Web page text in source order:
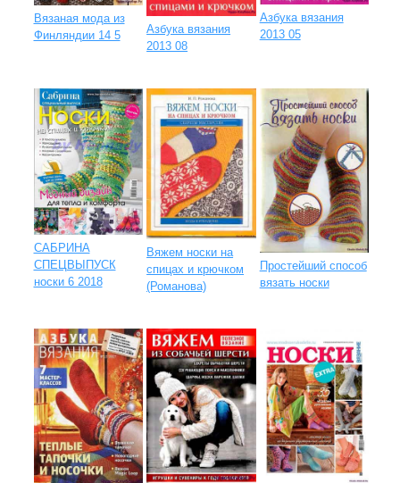
Вязаная мода из
Финляндии 14 5
Азбука вязания
2013 08
Азбука вязания
2013 05
САБРИНА
СПЕЦВЫПУСК
носки 6 2018
Вяжем носки на
спицах и крючком
(Романова)
Простейший способ
вязать носки